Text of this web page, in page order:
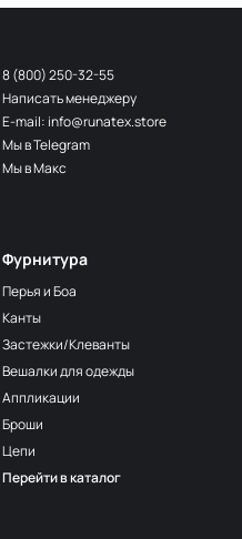
Фурнитура
Перья и Боа
Канты
Застежки/Клеванты
Вешалки для одежды
Аппликации
Броши
Цепи
Перейти в каталог
8 (800) 250-32-55
Написать менеджеру
E-mail: info@runatex.store
Мы в Telegram
Мы в Макс